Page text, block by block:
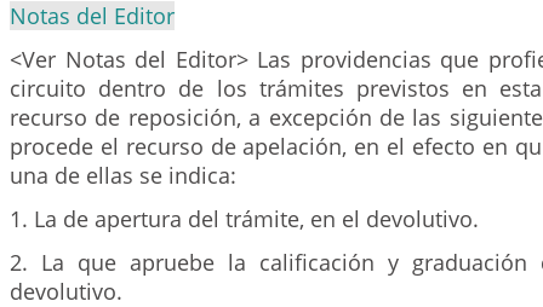
Notas del Editor
<Ver Notas del Editor> Las providencias que
circuito dentro de los trámites previstos en
recurso de reposición, a excepción de las
procede el recurso de apelación, en el efecto en
una de ellas se indica:
1. La de apertura del trámite, en el devolutivo.
2. La que apruebe la calificación y
devolutivo.